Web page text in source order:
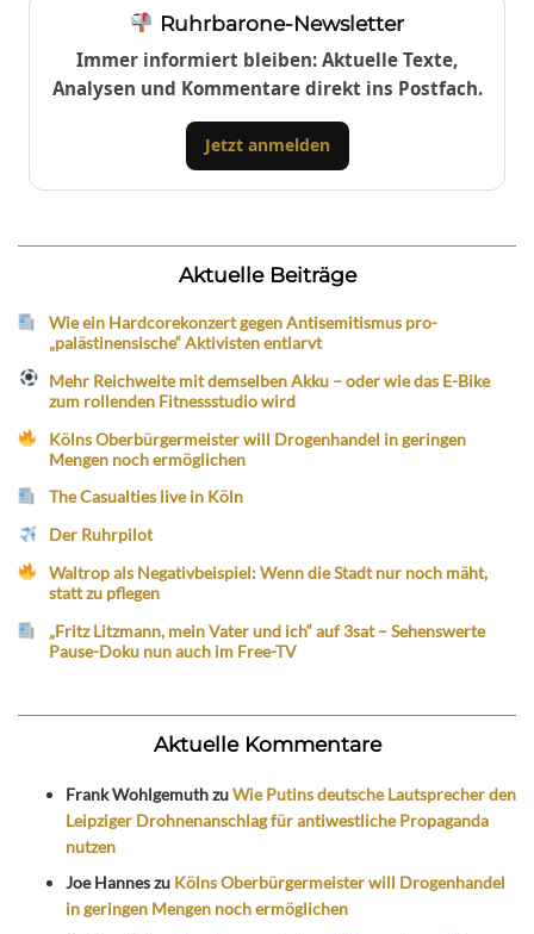
Ruhrbarone-Newsletter
Immer informiert bleiben: Aktuelle Texte,
Analysen und Kommentare direkt ins Postfach.
Jetzt anmelden
Aktuelle Beiträge
Wie ein Hardcorekonzert gegen Antisemitismus pro-
„palästinensische“ Aktivisten entlarvt
Mehr Reichweite mit demselben Akku – oder wie das E-Bike
zum rollenden Fitnessstudio wird
Kölns Oberbürgermeister will Drogenhandel in geringen
Mengen noch ermöglichen
The Casualties live in Köln
Der Ruhrpilot
Waltrop als Negativbeispiel: Wenn die Stadt nur noch mäht,
statt zu pflegen
„Fritz Litzmann, mein Vater und ich“ auf 3sat – Sehenswerte
Pause-Doku nun auch im Free-TV
Aktuelle Kommentare
Frank WohlgemuthzuWie Putins deutsche Lautsprecher den
Leipziger Drohnenanschlag für antiwestliche Propaganda
nutzen
Joe Hanneszu Kölns Oberbürgermeister will Drogenhandel
in geringen Mengen noch ermöglichen